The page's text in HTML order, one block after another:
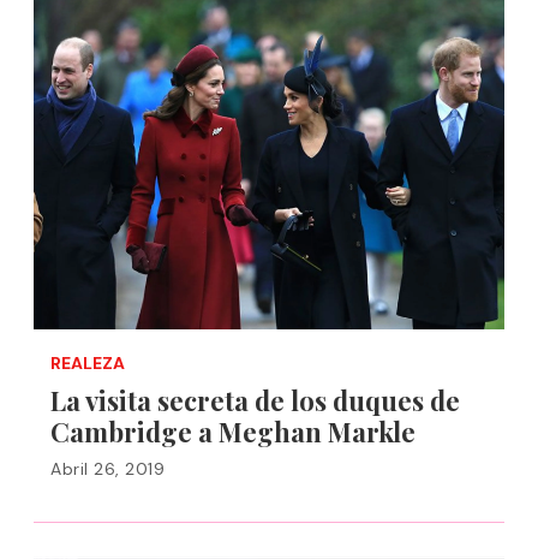
REALEZA
La visita secreta de los duques de
Cambridge a Meghan Markle
Abril 26, 2019